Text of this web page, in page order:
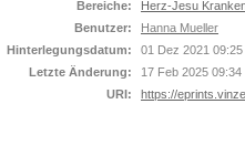
Bereiche:
Herz-Jesu
Benutzer:
Hanna Mueller
Hinterlegungsdatum:
01 Dez 2021 09:25
Letzte Änderung:
17 Feb 2025 09:34
URI:
https://